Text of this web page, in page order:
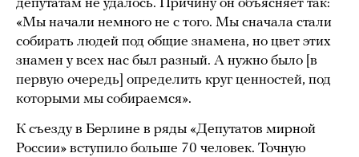
депутатам не удалось. Причину он объясняет так:
«Мы начали немного не с того. Мы сначала стали
собирать людей под общие знамена, но цвет этих
знамен у всех нас был разный. А нужно было [в
первую очередь] определить круг ценностей, под
которыми мы собираемся».
К съезду в Берлине в ряды «Депутатов мирной
России» вступило больше 70 человек. Точную